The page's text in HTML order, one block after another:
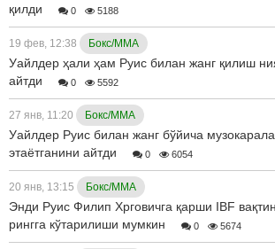
қилди
0 5188
19 фев, 12:38 Бокс/ММА
Уайлдер ҳали ҳам Руис билан жанг қилиш
айтди
0 5592
27 янв, 11:20 Бокс/ММА
Уайлдер Руис билан жанг бўйича
этаётганини айтди
0 6054
20 янв, 13:15 Бокс/ММА
Энди Руис Филип Хрговичга қарши IBF
рингга кўтарилиши мумкин
0 5674